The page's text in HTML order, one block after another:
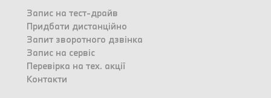
Запис на тест-драйв
Придбати дистанційно
Запит зворотного дзвінка
Запис на сервіс
Перевірка на тех. акції
Контакти